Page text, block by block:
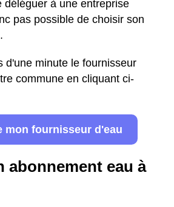
déléguer à une entreprise
pas possible de choisir son
d'une minute le fournisseur
commune en cliquant ci-
mon fournisseur d'eau
abonnement eau à